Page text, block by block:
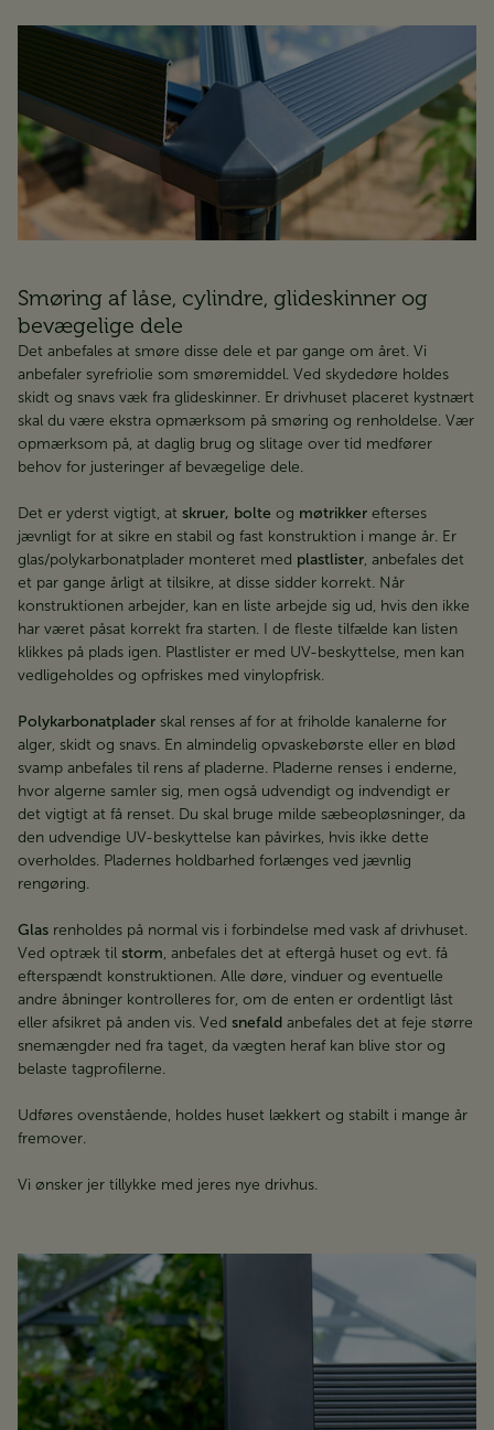
Smøring af låse, cylindre, glideskinner og
bevægelige dele
Det anbefales at smøre disse dele et par gange om året. Vi
anbefaler syrefriolie som smøremiddel. Ved skydedøre holdes
skidt og snavs væk fra glideskinner. Er drivhuset placeret kystnært
skal du være ekstra opmærksom på smøring og renholdelse. Vær
opmærksom på, at daglig brug og slitage over tid medfører
behov for justeringer af bevægelige dele.
Det er yderst vigtigt, at skruer, bolte og møtrikker efterses
jævnligt for at sikre en stabil og fast konstruktion i mange år. Er
glas/polykarbonatplader monteret med plastlister, anbefales det
et par gange årligt at tilsikre, at disse sidder korrekt. Når
konstruktionen arbejder, kan en liste arbejde sig ud, hvis den ikke
har været påsat korrekt fra starten. I de fleste tilfælde kan listen
klikkes på plads igen. Plastlister er med UV-beskyttelse, men kan
vedligeholdes og opfriskes med vinylopfrisk.
Polykarbonatplader skal renses af for at friholde kanalerne for
alger, skidt og snavs. En almindelig opvaskebørste eller en blød
svamp anbefales til rens af pladerne. Pladerne renses i enderne,
hvor algerne samler sig, men også udvendigt og indvendigt er
det vigtigt at få renset. Du skal bruge milde sæbeopløsninger, da
den udvendige UV-beskyttelse kan påvirkes, hvis ikke dette
overholdes. Pladernes holdbarhed forlænges ved jævnlig
rengøring.
Glas renholdes på normal vis i forbindelse med vask af drivhuset.
Ved optræk til storm, anbefales det at eftergå huset og evt. få
efterspændt konstruktionen. Alle døre, vinduer og eventuelle
andre åbninger kontrolleres for, om de enten er ordentligt låst
eller afsikret på anden vis. Ved snefald anbefales det at feje større
snemængder ned fra taget, da vægten heraf kan blive stor og
belaste tagprofilerne.
Udføres ovenstående, holdes huset lækkert og stabilt i mange år
fremover.
Vi ønsker jer tillykke med jeres nye drivhus.